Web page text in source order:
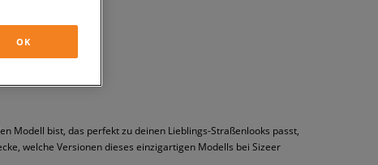
Modell bist, das perfekt zu deinen Lieblings-Straßenlooks passt,
welche Versionen dieses einzigartigen Modells bei Sizeer
OK